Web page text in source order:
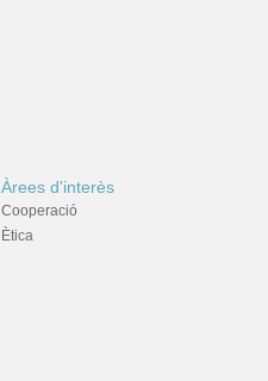
Àrees d'interès
Cooperació
Ètica